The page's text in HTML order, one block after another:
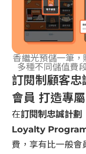
香繼光預儲一筆
多種不同儲值費
訂閱制顧客
會員 打造專
在訂閱制忠誠計
Loyalty Program
費，享有比一般會